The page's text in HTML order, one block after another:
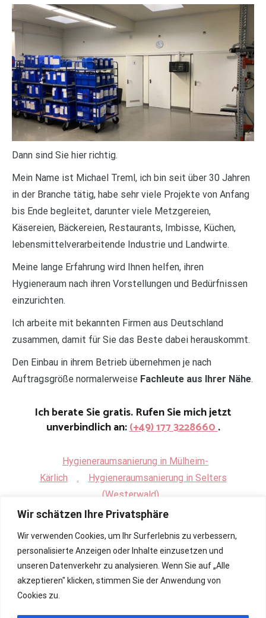
Wir schätzen Ihre Privatsphäre
Wir verwenden Cookies, um Ihr Surferlebnis zu verbessern,
personalisierte Anzeigen oder Inhalte einzusetzen und
unseren Datenverkehr zu analysieren. Wenn Sie auf „Alle
akzeptieren" klicken, stimmen Sie der Anwendung von
Cookies zu.
Dann sind Sie hier richtig.
Mein Name ist Michael Treml, ich bin seit über 30 Jahren
in der Branche tätig, habe sehr viele Projekte von Anfang
bis Ende begleitet, darunter viele Metzgereien,
Käsereien, Bäckereien, Restaurants, Imbisse, Küchen,
lebensmittelverarbeitende Industrie und Landwirte.
Meine lange Erfahrung wird Ihnen helfen, ihren
Hygieneraum nach ihren Vorstellungen und Bedürfnissen
einzurichten.
Ich arbeite mit bekannten Firmen aus Deutschland
zusammen, damit für Sie das Beste dabei herauskommt.
Den Einbau in ihrem Betrieb übernehmen je nach
Auftragsgröße normalerweise Fachleute aus Ihrer Nähe.
Ich berate Sie gratis. Rufen Sie mich jetzt
unverbindlich an:(+49) 177 3228660.
Hygieneraumsanierung in Mülheim-
Kärlich
.
Hygieneraumsanierung in Selters
(Westerwald)